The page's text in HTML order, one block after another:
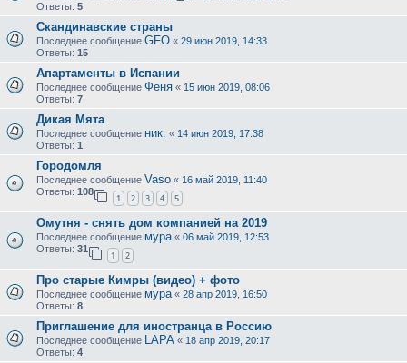
Ответы: 5
Скандинавские страны
Последнее сообщение GFO « 29 июн 2019, 14:33
Ответы: 15
Апартаменты в Испании
Последнее сообщение Феня « 15 июн 2019, 08:06
Ответы: 7
Дикая Мята
Последнее сообщение ник. « 14 июн 2019, 17:38
Ответы: 1
Городомля
Последнее сообщение Vaso « 16 май 2019, 11:40
Ответы: 108
1 2 3 4 5
Омутня - снять дом компанией на 2019
Последнее сообщение мура « 06 май 2019, 12:53
Ответы: 31
1 2
Про старые Кимры (видео) + фото
Последнее сообщение мура « 28 апр 2019, 16:50
Ответы: 8
Приглашение для иностранца в Россию
Последнее сообщение LAPA « 18 апр 2019, 20:17
Ответы: 4